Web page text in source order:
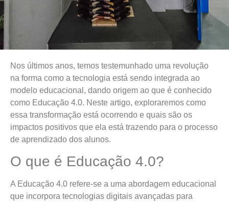
Nos últimos anos, temos testemunhado uma revolução
na forma como a tecnologia está sendo integrada ao
modelo educacional, dando origem ao que é conhecido
como Educação 4.0. Neste artigo, exploraremos como
essa transformação está ocorrendo e quais são os
impactos positivos que ela está trazendo para o processo
de aprendizado dos alunos.
O que é Educação 4.0?
A Educação 4.0 refere-se a uma abordagem educacional
que incorpora tecnologias digitais avançadas para